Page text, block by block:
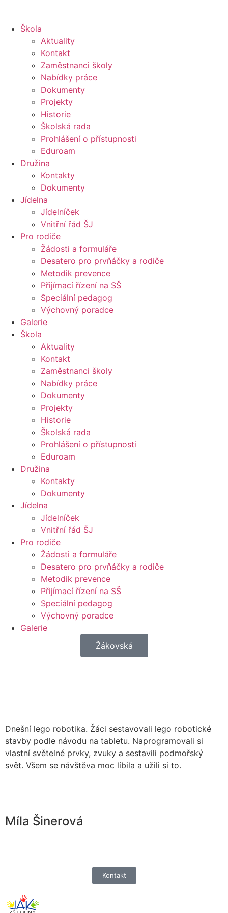
Škola
Aktuality
Kontakt
Zaměstnanci školy
Nabídky práce
Dokumenty
Projekty
Historie
Školská rada
Prohlášení o přístupnosti
Eduroam
Družina
Kontakty
Dokumenty
Jídelna
Jídelníček
Vnitřní řád ŠJ
Pro rodiče
Žádosti a formuláře
Desatero pro prvňáčky a rodiče
Metodik prevence
Přijímací řízení na SŠ
Speciální pedagog
Výchovný poradce
Galerie
Škola
Aktuality
Kontakt
Zaměstnanci školy
Nabídky práce
Dokumenty
Projekty
Historie
Školská rada
Prohlášení o přístupnosti
Eduroam
Družina
Kontakty
Dokumenty
Jídelna
Jídelníček
Vnitřní řád ŠJ
Pro rodiče
Žádosti a formuláře
Desatero pro prvňáčky a rodiče
Metodik prevence
Přijímací řízení na SŠ
Speciální pedagog
Výchovný poradce
Galerie
Žákovská
Dnešní lego robotika. Žáci sestavovali lego robotické
stavby podle návodu na tabletu. Naprogramovali si
vlastní světelné prvky, zvuky a sestavili podmořský
svět. Všem se návštěva moc líbila a užili si to.
Míla Šinerová
Kontakt